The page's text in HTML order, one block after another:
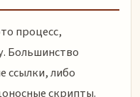
процесс,
Большинство
ссылки, либо
скрипты.